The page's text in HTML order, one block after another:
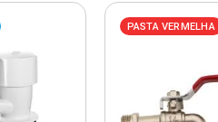
PASTA VERMELHA